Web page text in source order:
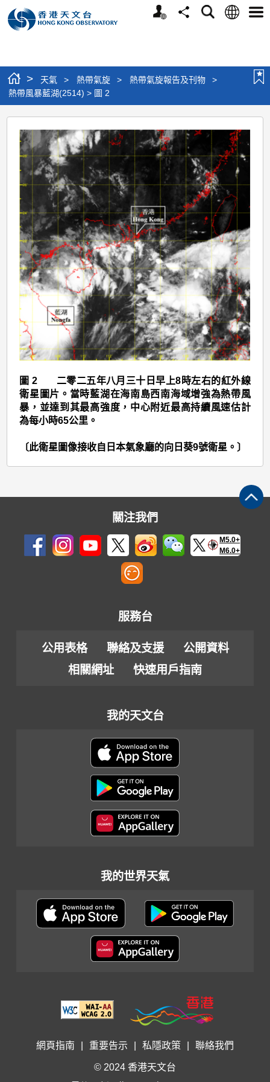
個
分
搜
語
選
> 天氣 > 熱帶氣旋 > 熱帶氣旋報告及刊物
>
熱帶風暴藍湖(2514) > 圖 2
熱
帶
風
暴
藍
湖
(2514)
圖
圖 2 二零二五年八月三十日早上8時左右的紅外線
衛星圖片。當時藍湖在海南島西南海域增強為熱帶風
暴，並達到其最高強度，中心附近最高持續風速估計
為每小時65公里。
〔此衛星圖像接收自日本氣象廳的向日葵9號衛星。〕
關注我們
M5.0+
M6.0+
服務台
公用表格 聯絡及支援
公開資料
相關網址
快速用戶指南
我的天文台
我的世界天氣
網頁指南 重要告示 私隱政策 聯絡我們
© 2024 香港天文台